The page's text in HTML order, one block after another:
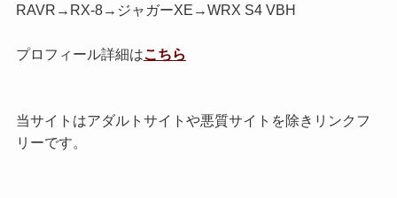
RAVR→RX-8→ジャガーXE→WRX S4 VBH
プロフィール詳細はこちら
当サイトはアダルトサイトや悪質サイトを除きリンクフ
リーです。